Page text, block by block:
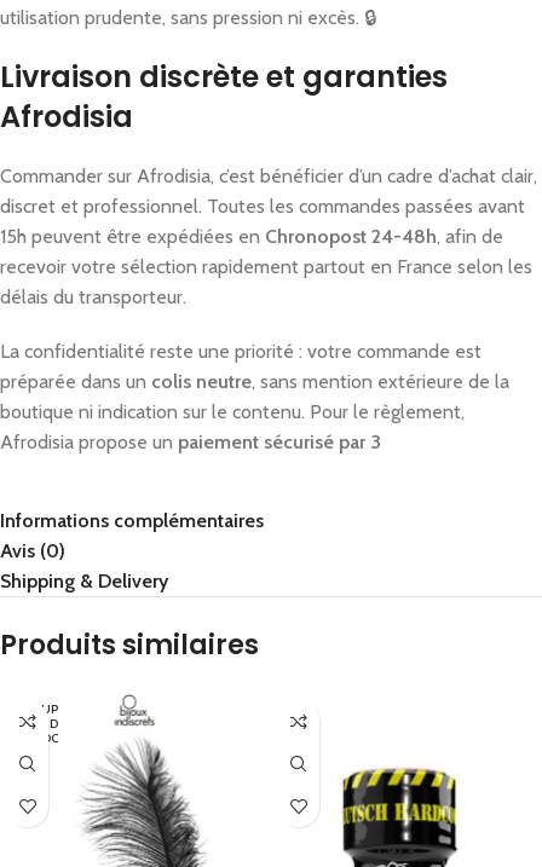
utilisation prudente, sans pression ni excès. 🔒
Livraison discrète et garanties
Afrodisia
Commander sur Afrodisia, c’est bénéficier d’un cadre d’achat clair,
discret et professionnel. Toutes les commandes passées avant
15h peuvent être expédiées en Chronopost 24-48h, afin de
recevoir votre sélection rapidement partout en France selon les
délais du transporteur.
La confidentialité reste une priorité : votre commande est
préparée dans un colis neutre, sans mention extérieure de la
boutique ni indication sur le contenu. Pour le règlement,
Afrodisia propose un paiement sécurisé par 3
Informations complémentaires
Avis (0)
Shipping & Delivery
Produits similaires
EN RUP
TURE D
E STOC